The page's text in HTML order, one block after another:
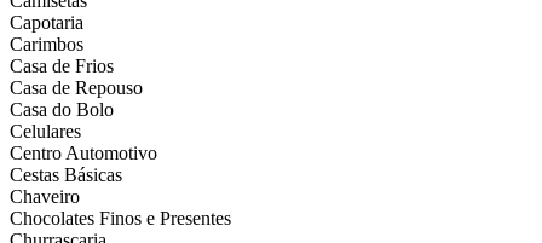
Capotaria
Carimbos
Casa de Frios
Casa de Repouso
Casa do Bolo
Celulares
Centro Automotivo
Cestas Básicas
Chaveiro
Chocolates Finos e Presentes